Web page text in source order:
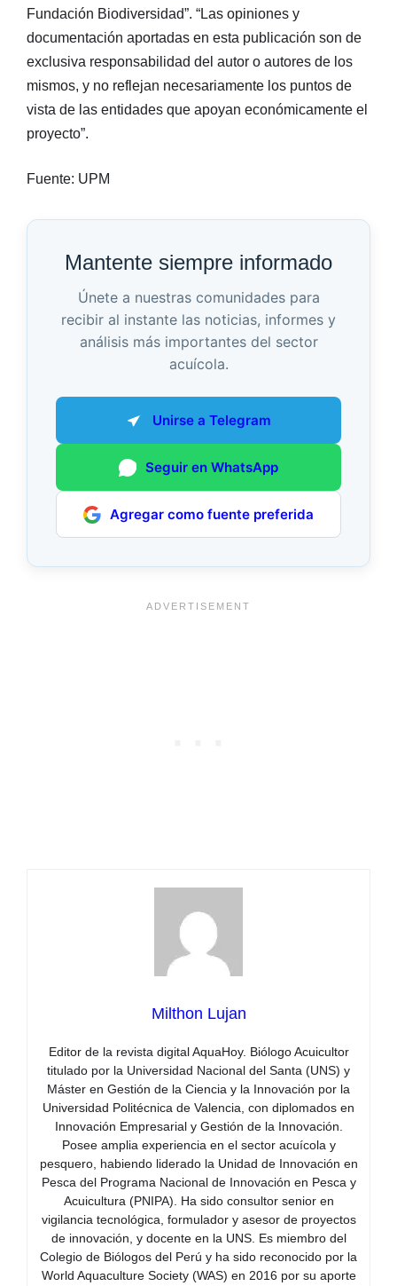
Fundación Biodiversidad”. “Las opiniones y
documentación aportadas en esta publicación son de
exclusiva responsabilidad del autor o autores de los
mismos, y no reflejan necesariamente los puntos de
vista de las entidades que apoyan económicamente el
proyecto”.
Fuente: UPM
Mantente siempre informado
Únete a nuestras comunidades para
recibir al instante las noticias, informes y
análisis más importantes del sector
acuícola.
Unirse a Telegram
Seguir en WhatsApp
Agregar como fuente preferida
Milthon Lujan
Editor de la revista digital AquaHoy. Biólogo Acuicultor
titulado por la Universidad Nacional del Santa (UNS) y
Máster en Gestión de la Ciencia y la Innovación por la
Universidad Politécnica de Valencia, con diplomados en
Innovación Empresarial y Gestión de la Innovación.
Posee amplia experiencia en el sector acuícola y
pesquero, habiendo liderado la Unidad de Innovación en
Pesca del Programa Nacional de Innovación en Pesca y
Acuicultura (PNIPA). Ha sido consultor senior en
vigilancia tecnológica, formulador y asesor de proyectos
de innovación, y docente en la UNS. Es miembro del
Colegio de Biólogos del Perú y ha sido reconocido por la
World Aquaculture Society (WAS) en 2016 por su aporte